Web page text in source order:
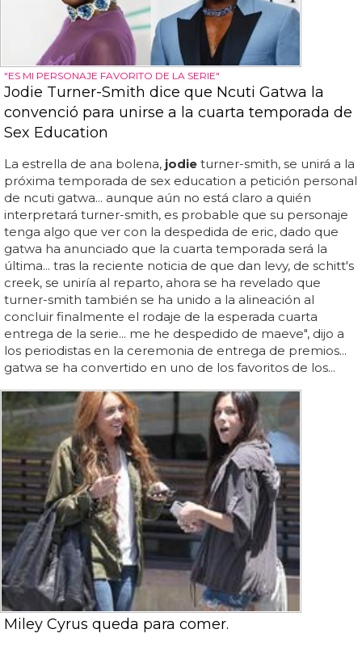
"ES MI PERSONAJE FAVORITO DE LA SERIE"
Jodie Turner-Smith dice que Ncuti Gatwa la
convenció para unirse a la cuarta temporada de
Sex Education
La estrella de ana bolena, jodie turner-smith, se unirá a la
próxima temporada de sex education a petición personal
de ncuti gatwa... aunque aún no está claro a quién
interpretará turner-smith, es probable que su personaje
tenga algo que ver con la despedida de eric, dado que
gatwa ha anunciado que la cuarta temporada será la
última... tras la reciente noticia de que dan levy, de schitt's
creek, se uniría al reparto, ahora se ha revelado que
turner-smith también se ha unido a la alineación al
concluir finalmente el rodaje de la esperada cuarta
entrega de la serie... me he despedido de maeve", dijo a
los periodistas en la ceremonia de entrega de premios...
gatwa se ha convertido en uno de los favoritos de los...
Miley Cyrus queda para comer.